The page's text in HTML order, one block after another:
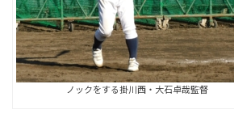
ノックをする掛川西・大石卓哉監督